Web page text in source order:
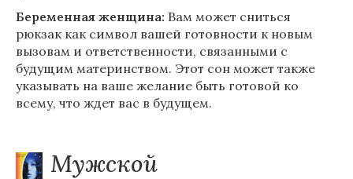
Беременная женщина: Вам может сниться
рюкзак как символ вашей готовности к новым
вызовам и ответственности, связанными с
будущим материнством. Этот сон может также
указывать на ваше желание быть готовой ко
всему, что ждет вас в будущем.
Мужской